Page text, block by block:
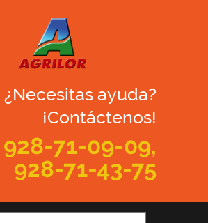
¿Necesitas ayuda?
¡Contáctenos!
928-71-09-09,
928-71-43-75